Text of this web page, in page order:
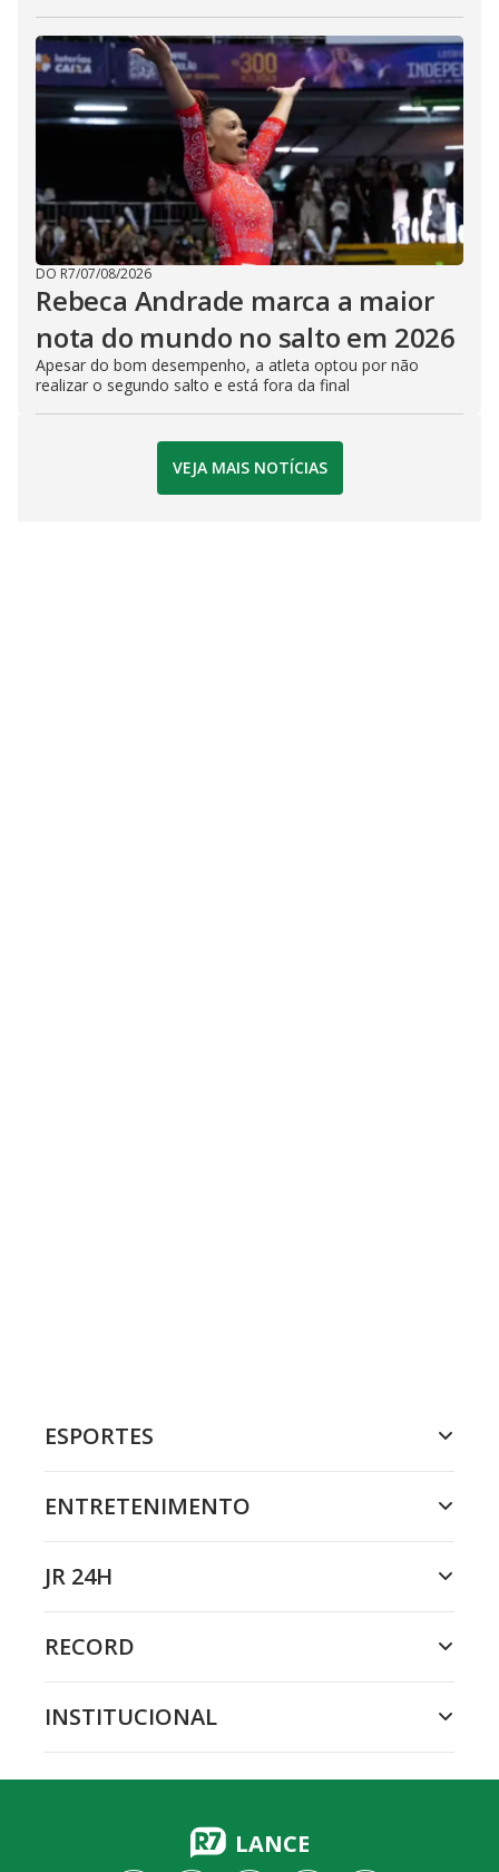
DO R7/07/08/2026
Rebeca Andrade marca a maior
nota do mundo no salto em 2026
Apesar do bom desempenho, a atleta optou por não
realizar o segundo salto e está fora da final
VEJA MAIS NOTÍCIAS
ESPORTES
ENTRETENIMENTO
JR 24H
RECORD
INSTITUCIONAL
LANCE